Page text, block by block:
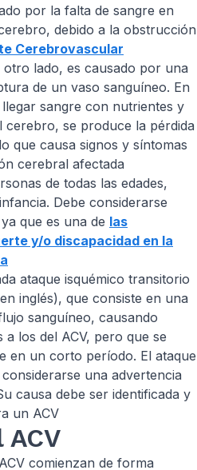
por la falta de sangre en
debido a la obstrucción
Cerebrovascular
otro lado, es causado por una
de un vaso sanguíneo. En
sangre con nutrientes y
cerebro, se produce la pérdida
que causa signos y síntomas
cerebral afectada
de todas las edades,
Debe considerarse
que es una de las
y/o discapacidad en la
ataque isquémico transitorio
inglés), que consiste en una
sanguíneo, causando
a los del ACV, pero que se
en un corto período. El ataque
una advertencia
causa debe ser identificada y
un ACV
comienzan de forma